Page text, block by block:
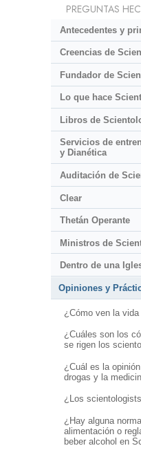
PREGUNTAS
Antecedentes y
Creencias de
Fundador de
Lo que hace
Libros de
Servicios de
y Dianética
Auditación de
Clear
Thetán Operante
Ministros de
Dentro de una
Opiniones y
¿Cómo ven la
¿Cuáles son los
se rigen los
¿Cuál es la
drogas y la
¿Los
¿Hay alguna
alimentación o
beber alcohol en